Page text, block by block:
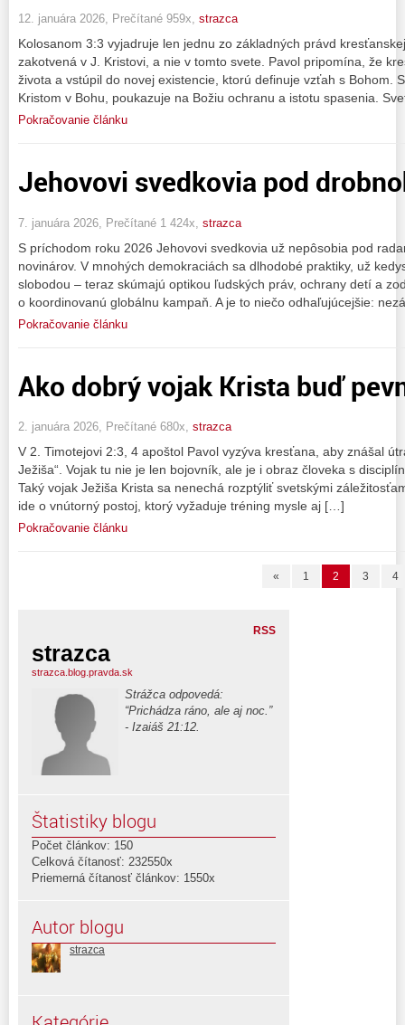
12. januára 2026, Prečítané 959x, strazca
Kolosanom 3:3 vyjadruje len jednu zo základných právd
zakotvená v J. Kristovi, a nie v tomto svete. Pavol pripomína, že
života a vstúpil do novej existencie, ktorú definuje vzťah s Bohom.
Kristom v Bohu, poukazuje na Božiu ochranu a istotu spasenia.
Pokračovanie článku
Jehovovi svedkovia pod
7. januára 2026, Prečítané 1 424x, strazca
S príchodom roku 2026 Jehovovi svedkovia už nepôsobia pod
novinárov. V mnohých demokraciách sa dlhodobé praktiky, už
slobodou – teraz skúmajú optikou ľudských práv, ochrany detí a
o koordinovanú globálnu kampaň. A je to niečo odhaľujúcejšie:
Pokračovanie článku
Ako dobrý vojak Krista buď
2. januára 2026, Prečítané 680x, strazca
V 2. Timotejovi 2:3, 4 apoštol Pavol vyzýva kresťana, aby znášal
Ježiša“. Vojak tu nie je len bojovník, ale je i obraz človeka s
Taký vojak Ježiša Krista sa nenechá rozptýliť svetskými
ide o vnútorný postoj, ktorý vyžaduje tréning mysle aj […]
Pokračovanie článku
« 1 2 3 4
RSS
strazca
strazca.blog.pravda.sk
Strážca odpovedá:
“Prichádza ráno, ale aj noc.”
- Izaiáš 21:12.
Štatistiky blogu
Počet článkov: 150
Celková čítanosť: 232550x
Priemerná čítanosť článkov: 1550x
Autor blogu
strazca